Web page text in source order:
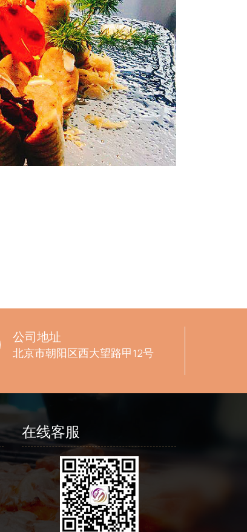
公司地址
北京市朝阳区西大望路甲12号
在线客服